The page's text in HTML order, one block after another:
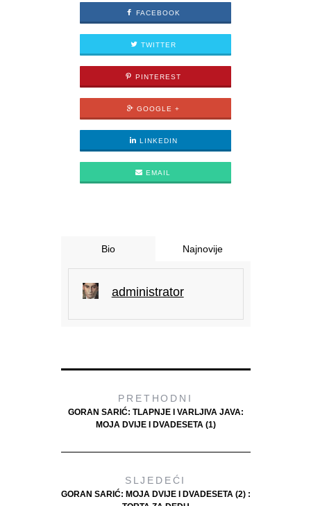
FACEBOOK
TWITTER
PINTEREST
GOOGLE +
LINKEDIN
EMAIL
Bio Najnovije
administrator
PRETHODNI
GORAN SARIĆ: TLAPNJE I VARLJIVA JAVA:
MOJA DVIJE I DVADESETA (1)
SLJEDEĆI
GORAN SARIĆ: MOJA DVIJE I DVADESETA (2) :